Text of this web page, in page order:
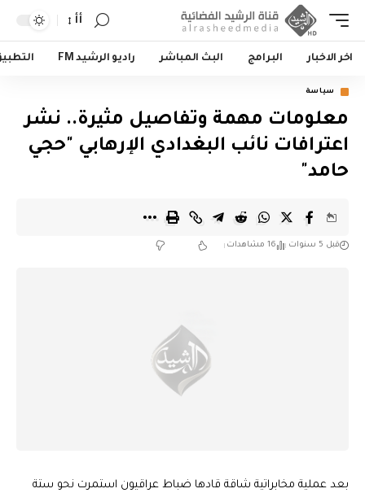
أأ
اخر الاخبار البرامج البث المباشر راديو الرشيد FM
سياسة
معلومات مهمة وتفاصيل مثيرة.. نشر
اعترافات نائب البغدادي الإرهابي "حجي
حامد"
قبل 5 سنوات 16 مشاهدات
بعد عملية مخابراتية شاقة قادها ضباط عراقيون استمرت نحو ستة